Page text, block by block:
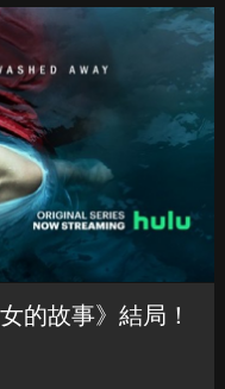
的故事》結局！